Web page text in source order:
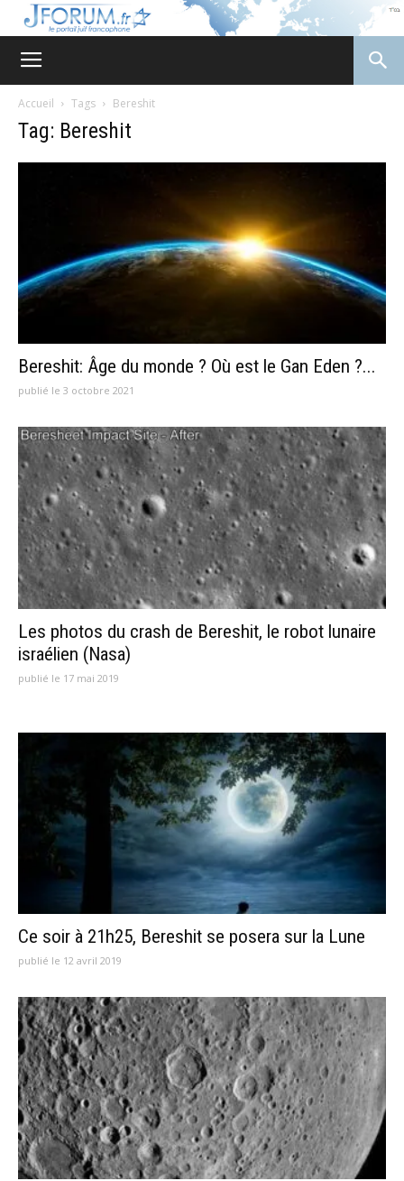
Accueil Tags Bereshit
Tag: Bereshit
Bereshit: Âge du monde ? Où est le Gan Eden ?...
publié le 3 octobre 2021
Les photos du crash de Bereshit, le robot lunaire
israélien (Nasa)
publié le 17 mai 2019
Ce soir à 21h25, Bereshit se posera sur la Lune
publié le 12 avril 2019